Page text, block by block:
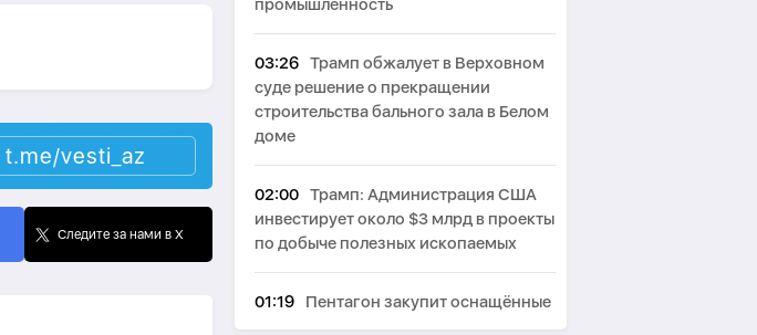
t.me/vesti_az
Следите за нами в X
промышленность
03:26 Трамп обжалует в Верховном
суде решение о прекращении
строительства бального зала в Белом
доме
02:00 Трамп: Администрация США
инвестирует около $3 млрд в проекты
по добыче полезных ископаемых
01:19
Пентагон закупит оснащённые
лазерами системы борьбы с дронами